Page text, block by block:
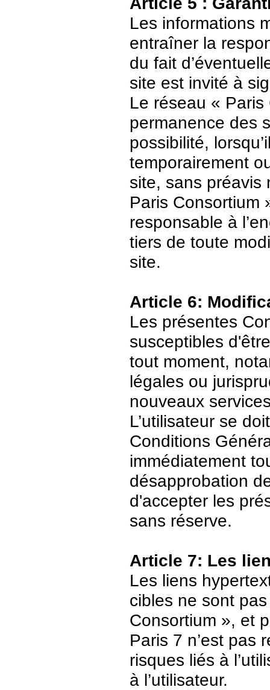
Les informations
entraîner la
du fait
site est invité à
Le réseau «
permanence des
possibilité,
temporairement
site, sans préavis
Paris Consortium
responsable à
tiers de toute
site.
Article 6:
Les présentes
susceptibles
tout moment,
légales ou
nouveaux
L’utilisateur se
Conditions
immédiatement
désapprobation
d'accepter les
sans réserve.
Article 7: Les
Les liens
cibles ne sont
Consortium », et
Paris 7 n’est pas
risques liés à
à l’utilisateur.